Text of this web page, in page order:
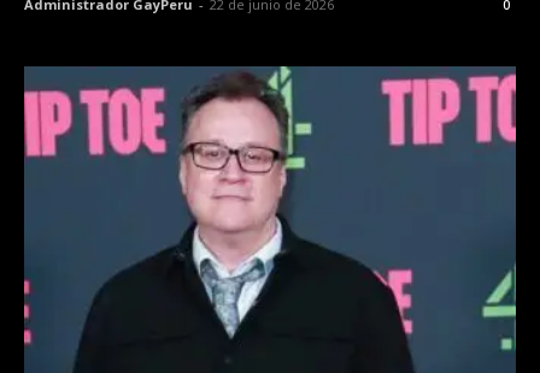
Administrador GayPeru - 22 de junio de 2026 0